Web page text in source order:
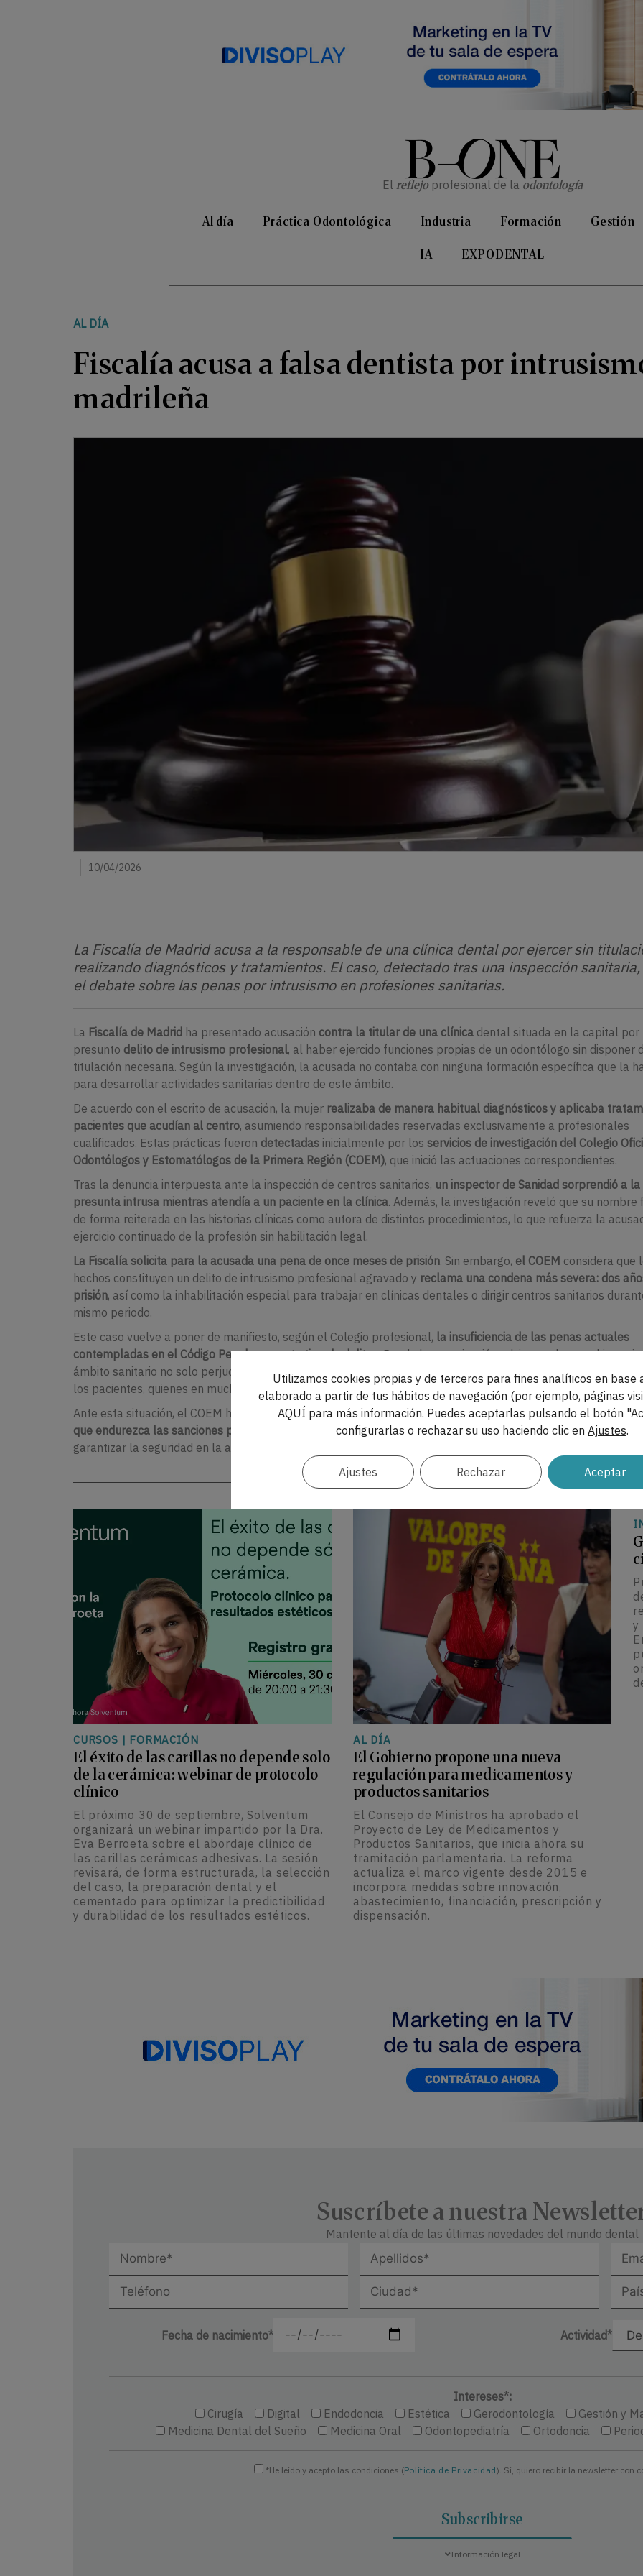
El reflejoprofesional de la odontología
Al día Práctica Odontológica Industria Formación Gestión
IA EXPODENTAL
AL DÍA
Fiscalía acusa a falsa dentista por
madrileña
10/04/2026
La Fiscalía de Madrid acusa a la responsable de una clínica dental por ejercer sin
realizando diagnósticos y tratamientos. El caso, detectado tras una inspección
el debate sobre las penas por intrusismo en profesiones sanitarias.
La Fiscalía de Madrid ha presentado acusación contra la titular de una clínica dental situada en la capital por
presunto delito de intrusismo profesional, al haber ejercido funciones propias de un odontólogo sin disponer
titulación necesaria. Según la investigación, la acusada no contaba con ninguna formación específica que la
para desarrollar actividades sanitarias dentro de este ámbito.
De acuerdo con el escrito de acusación, la mujer realizaba de manera habitual diagnósticos y aplicaba
pacientes que acudían al centro, asumiendo responsabilidades reservadas exclusivamente a profesionales
cualificados. Estas prácticas fueron detectadas inicialmente por los servicios de investigación del Colegio
Odontólogos y Estomatólogos de la Primera Región (COEM), que inició las actuaciones correspondientes.
Tras la denuncia interpuesta ante la inspección de centros sanitarios, un inspector de Sanidad sorprendió a la
presunta intrusa mientras atendía a un paciente en la clínica. Además, la investigación reveló que su nombre
de forma reiterada en las historias clínicas como autora de distintos procedimientos, lo que refuerza la
ejercicio continuado de la profesión sin habilitación legal.
La Fiscalía solicita para la acusada una pena de once meses de prisión. Sin embargo, el COEM considera que
hechos constituyen un delito de intrusismo profesional agravado y reclama una condena más severa: dos
prisión, así como la inhabilitación especial para trabajar en clínicas dentales o dirigir centros sanitarios
mismo periodo.
Este caso vuelve a poner de manifiesto, según el Colegio profesional, la insuficiencia de las penas actuales
contempladas en el Código Penal para este tipo de delitos. Desde la organización advierten de que el
ámbito sanitario no solo perjudica a los profesionales cualificados, sino que supone un riesgo directo para la
los pacientes, quienes en muchos casos desconocen que están siendo atendidos por personas no
Ante esta situación, el COEM ha
anunciado que impulsará nuevas iniciativas para promover una reforma
que endurezca las sanciones por intrusismo sanitario, con el objetivo de reforzar la protección de los
garantizar la seguridad en la atención médica.
CURSOS | FORMACIÓN
El éxito de las carillas no depende solo
de la cerámica: webinar de protocolo
clínico
El próximo 30 de septiembre, Solventum
organizará un webinar impartido por la Dra.
Eva Berroeta sobre el abordaje clínico de
las carillas cerámicas adhesivas. La sesión
revisará, de forma estructurada, la selección
del caso, la preparación dental y el
cementado para optimizar la predictibilidad
y durabilidad de los resultados estéticos.
AL DÍA
El Gobierno propone una nueva
regulación para medicamentos y
productos sanitarios
El Consejo de Ministros ha aprobado el
Proyecto de Ley de Medicamentos y
Productos Sanitarios, que inicia ahora su
tramitación parlamentaria. La reforma
actualiza el marco vigente desde 2015 e
incorpora medidas sobre innovación,
abastecimiento, financiación, prescripción y
dispensación.
y
Suscríbete a nuestra
Mantente al día de las últimas novedades del mundo dental
Fecha de nacimiento* Actividad*
Intereses*:
Cirugía
Digital Endodoncia Estética Gerodontología
Gestión y
Medicina Dental del Sueño
Medicina Oral Odontopediatría Ortodoncia
*He leído y acepto las condiciones (Política de Privacidad). Sí, quiero recibir la newsletter con
Información legal
Utilizamos cookies propias y de terceros para fines analíticos en base
elaborado a partir de tus hábitos de navegación (por ejemplo, páginas
AQUÍ para más información. Puedes aceptarlas pulsando el botón
configurarlas o rechazar su uso haciendo clic en Ajustes.
Aceptar
Rechazar
Ajustes